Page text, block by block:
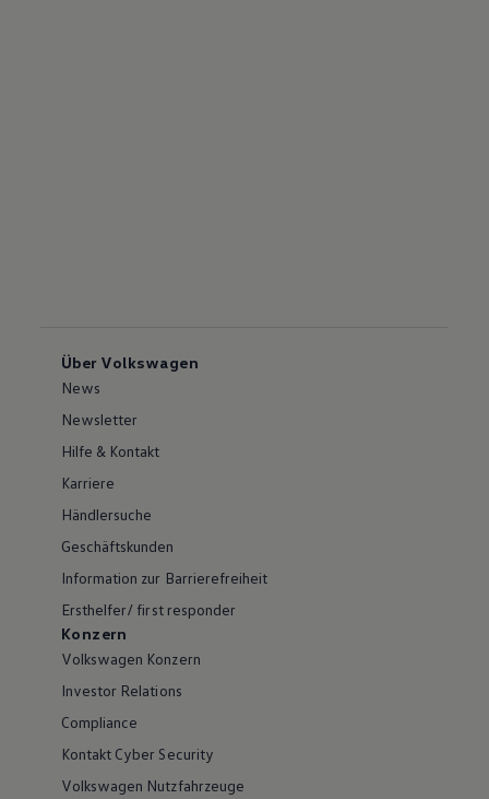
Über Volkswagen
News
Newsletter
Hilfe & Kontakt
Karriere
Händlersuche
Geschäftskunden
Information zur Barrierefreiheit
Ersthelfer/ first responder
Konzern
Volkswagen Konzern
Investor Relations
Compliance
Kontakt Cyber Security
Volkswagen Nutzfahrzeuge